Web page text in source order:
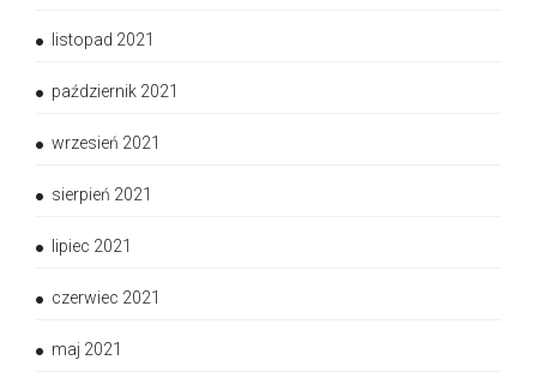
listopad 2021
październik 2021
wrzesień 2021
sierpień 2021
lipiec 2021
czerwiec 2021
maj 2021